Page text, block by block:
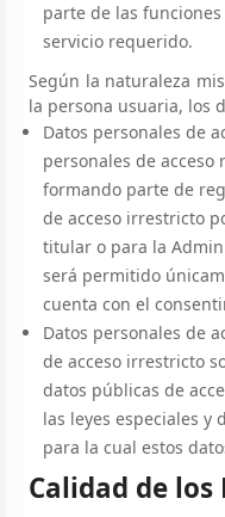
parte de las
servicio requerido.
Según la naturaleza
la persona usuaria, los
Datos personales de
personales de
formando parte de
de acceso irrestricto
titular o para la
será permitido
cuenta con el
Datos personales de
de acceso irrestricto
datos públicas de
las leyes especiales y
para la cual estos
Calidad de los